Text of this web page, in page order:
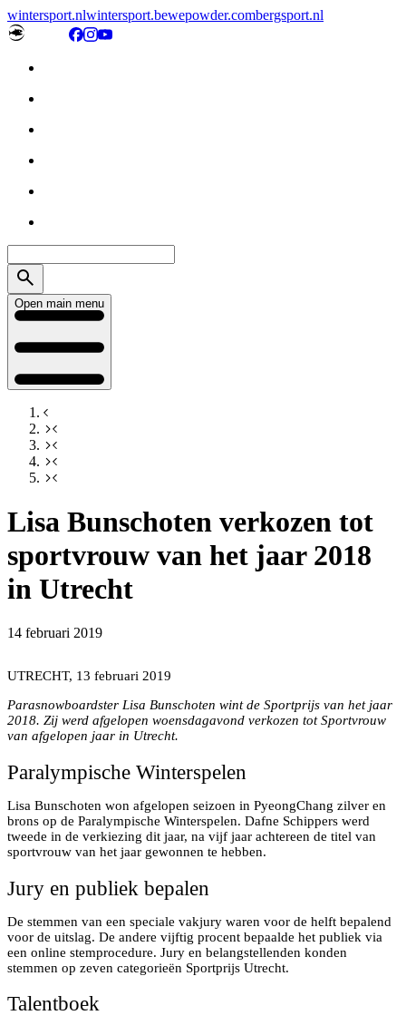
wintersport.nlwintersport.bewepowder.combergsport.nl
Open main menu
Lisa Bunschoten verkozen tot
sportvrouw van het jaar 2018
in Utrecht
14 februari 2019
Lisa Bunschoten verkozen tot sportvrouw van het jaar
UTRECHT, 13 februari 2019
Parasnowboardster Lisa Bunschoten wint de Sportprijs van het jaar
2018. Zij werd afgelopen woensdagavond verkozen tot Sportvrouw
van afgelopen jaar in Utrecht.
Paralympische Winterspelen
Lisa Bunschoten won afgelopen seizoen in PyeongChang zilver en
brons op de Paralympische Winterspelen. Dafne Schippers werd
tweede in de verkiezing dit jaar, na vijf jaar achtereen de titel van
sportvrouw van het jaar gewonnen te hebben.
Jury en publiek bepalen
De stemmen van een speciale vakjury waren voor de helft bepalend
voor de uitslag. De andere vijftig procent bepaalde het publiek via
een online stemprocedure. Jury en belangstellenden konden
stemmen op zeven categorieën Sportprijs Utrecht.
Talentboek